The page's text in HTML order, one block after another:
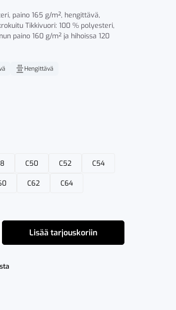
paino 165 g/m², hengittävä,
Tikkivuori: 100 % polyesteri,
paino 160 g/m² ja hihoissa 120
Hengittävä
C50 C52 C54
C62 C64
Lisää tarjouskoriin